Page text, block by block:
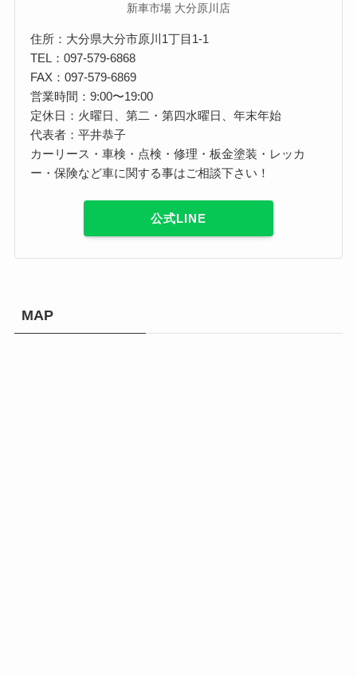
新車市場 大分原川店
住所：大分県大分市原川1丁目1-1
TEL：097-579-6868
FAX：097-579-6869
営業時間：9:00〜19:00
定休日：火曜日、第二・第四水曜日、年末年始
代表者：平井恭子
カーリース・車検・点検・修理・板金塗装・レッカ
ー・保険など車に関する事はご相談下さい！
公式LINE
MAP